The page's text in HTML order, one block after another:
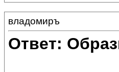
владомиръ
Ответ: